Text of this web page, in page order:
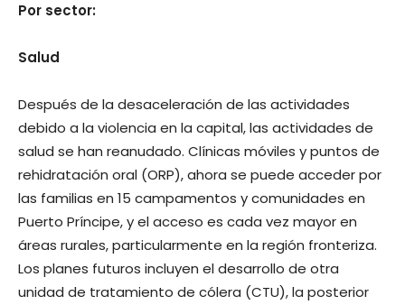
Por sector:
Salud
Después de la desaceleración de las actividades
debido a la violencia en la capital, las actividades de
salud se han reanudado. Clínicas móviles y puntos de
rehidratación oral (ORP), ahora se puede acceder por
las familias en 15 campamentos y comunidades en
Puerto Príncipe, y el acceso es cada vez mayor en
áreas rurales, particularmente en la región fronteriza.
Los planes futuros incluyen el desarrollo de otra
unidad de tratamiento de cólera (CTU), la posterior